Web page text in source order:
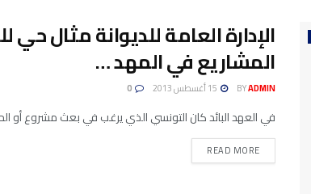
الإدارة العامة للديوانة مثال
المشاريع في المهد …
BYADMIN
في العهد البائد كان التونسي الذي يرغب في بعث مشروع أو
READ MORE